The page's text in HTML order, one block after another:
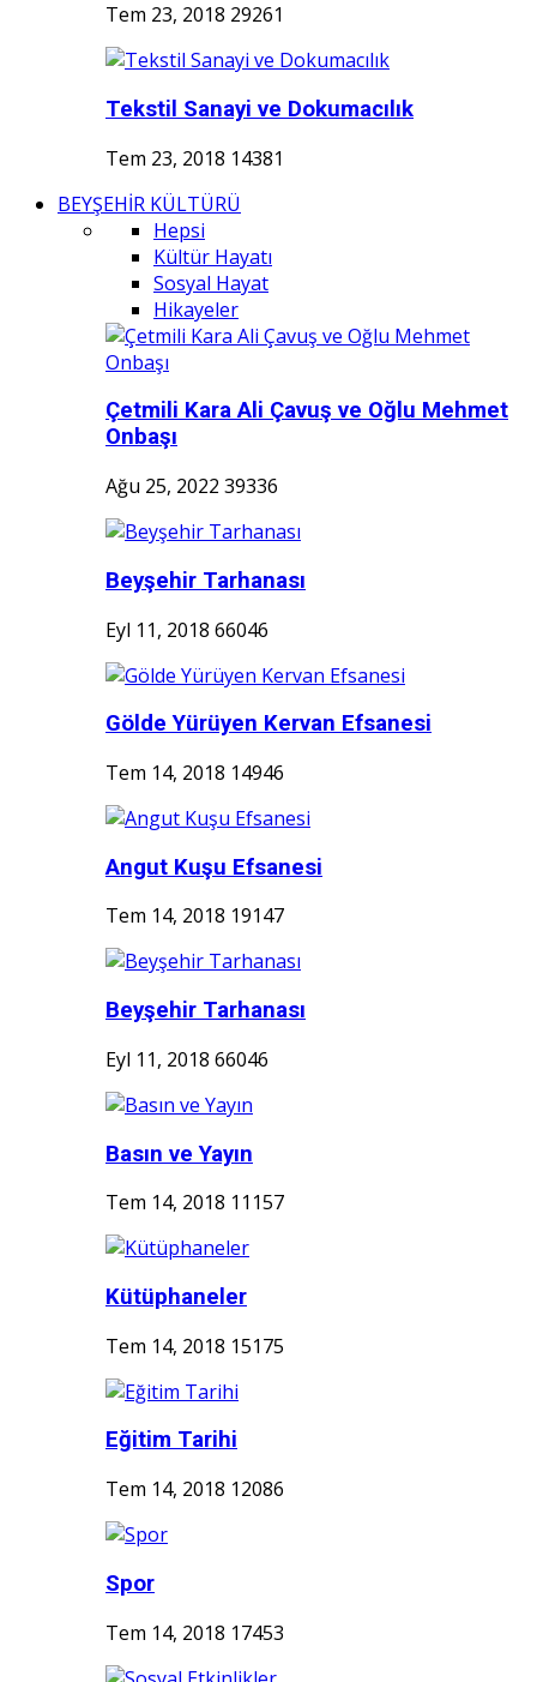
Tem 23, 2018 29261
Tekstil Sanayi ve Dokumacılık
Tem 23, 2018 14381
BEYŞEHİR KÜLTÜRÜ
Hepsi
Kültür Hayatı
Sosyal Hayat
Hikayeler
Çetmili Kara Ali Çavuş ve Oğlu Mehmet
Onbaşı
Ağu 25, 2022 39336
Beyşehir Tarhanası
Eyl 11, 2018 66046
Gölde Yürüyen Kervan Efsanesi
Tem 14, 2018 14946
Angut Kuşu Efsanesi
Tem 14, 2018 19147
Beyşehir Tarhanası
Eyl 11, 2018 66046
Basın ve Yayın
Tem 14, 2018 11157
Kütüphaneler
Tem 14, 2018 15175
Eğitim Tarihi
Tem 14, 2018 12086
Spor
Tem 14, 2018 17453